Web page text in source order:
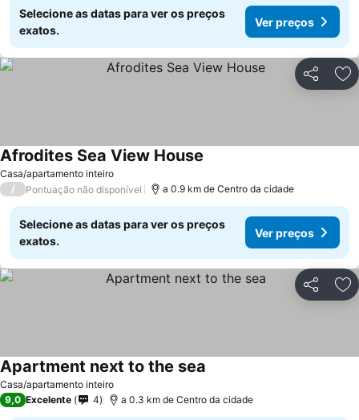
Selecione as datas para ver os preços
exatos.
Ver preços
Partilhar
Casa/apartamento inteiro
Afrodites Sea View House
/ Pontuação não disponível a 0.9 km de Centro da cidade
Selecione as datas para ver os preços
exatos.
Ver preços
Partilhar
Casa/apartamento inteiro
Apartment next to the sea
9,0 Excelente 4 a 0.3 km de Centro da cidade